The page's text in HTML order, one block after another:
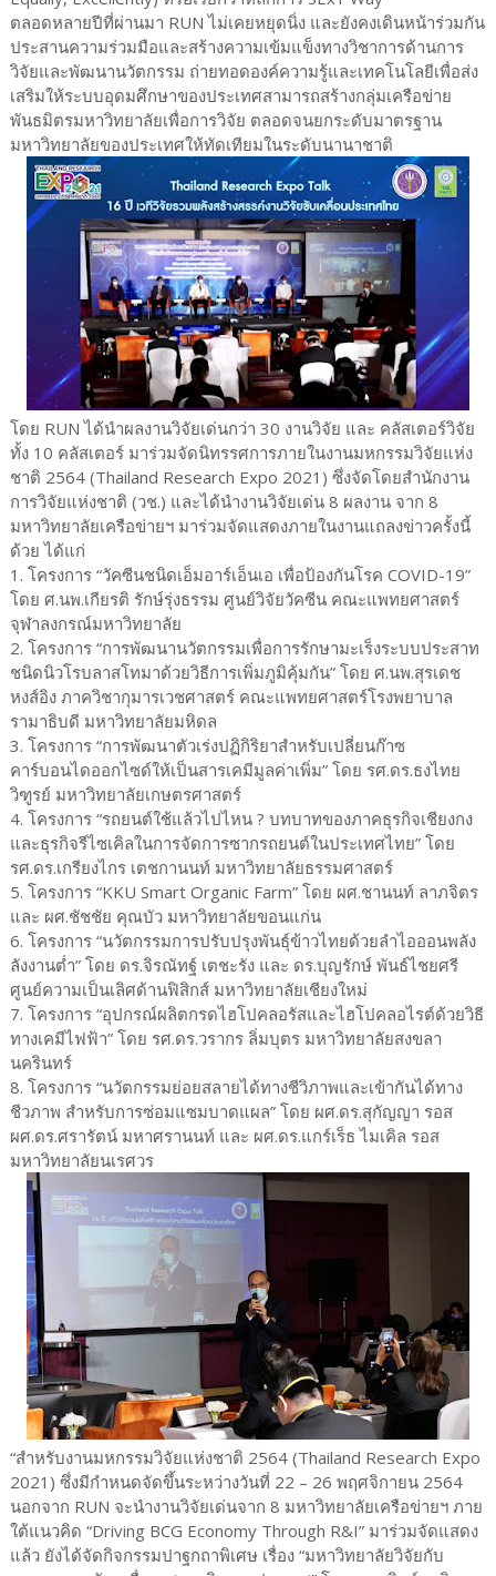
ตลอดหลายปีที่ผ่านมา RUN ไม่เคยหยุดนิ่ง และยังคงเดินหน้าร่วมกัน
ประสานความร่วมมือและสร้างความเข้มแข็งทางวิชาการด้านการ
วิจัยและพัฒนานวัตกรรม ถ่ายทอดองค์ความรู้และเทคโนโลยีเพื่อส่ง
เสริมให้ระบบอุดมศึกษาของประเทศสามารถสร้างกลุ่มเครือข่าย
พันธมิตรมหาวิทยาลัยเพื่อการวิจัย ตลอดจนยกระดับมาตรฐาน
มหาวิทยาลัยของประเทศให้ทัดเทียมในระดับนานาชาติ
โดย RUN ได้นำผลงานวิจัยเด่นกว่า 30 งานวิจัย และ คลัสเตอร์วิจัย
ทั้ง 10 คลัสเตอร์ มาร่วมจัดนิทรรศการภายในงานมหกรรมวิจัยแห่ง
ชาติ 2564 (Thailand Research Expo 2021) ซึ่งจัดโดยสำนักงาน
การวิจัยแห่งชาติ (วช.) และได้นำงานวิจัยเด่น 8 ผลงาน จาก 8
มหาวิทยาลัยเครือข่ายฯ มาร่วมจัดแสดงภายในงานแถลงข่าวครั้งนี้
ด้วย ได้แก่
1. โครงการ “วัคซีนชนิดเอ็มอาร์เอ็นเอ เพื่อป้องกันโรค COVID-19”
โดย ศ.นพ.เกียรติ รักษ์รุ่งธรรม ศูนย์วิจัยวัคซีน คณะแพทยศาสตร์
จุฬาลงกรณ์มหาวิทยาลัย
2. โครงการ “การพัฒนานวัตกรรมเพื่อการรักษามะเร็งระบบประสาท
ชนิดนิวโรบลาสโทมาด้วยวิธีการเพิ่มภูมิคุ้มกัน” โดย ศ.นพ.สุรเดช
หงส์อิง ภาควิชากุมารเวชศาสตร์ คณะแพทยศาสตร์โรงพยาบาล
รามาธิบดี มหาวิทยาลัยมหิดล
3. โครงการ “การพัฒนาตัวเร่งปฏิกิริยาสำหรับเปลี่ยนก๊าซ
คาร์บอนไดออกไซด์ให้เป็นสารเคมีมูลค่าเพิ่ม” โดย รศ.ดร.ธงไทย
วิฑูรย์ มหาวิทยาลัยเกษตรศาสตร์
4. โครงการ “รถยนต์ใช้แล้วไปไหน ? บทบาทของภาคธุรกิจเชียงกง
และธุรกิจรีไซเคิลในการจัดการซากรถยนต์ในประเทศไทย” โดย
รศ.ดร.เกรียงไกร เตชกานนท์ มหาวิทยาลัยธรรมศาสตร์
5. โครงการ “KKU Smart Organic Farm” โดย ผศ.ชานนท์ ลาภจิตร
และ ผศ.ชัชชัย คุณบัว มหาวิทยาลัยขอนแก่น
6. โครงการ “นวัตกรรมการปรับปรุงพันธุ์ข้าวไทยด้วยลำไอออนพลัง
ลังงานต่ำ” โดย ดร.จิรณัทฐ์ เตชะรัง และ ดร.บุญรักษ์ พันธ์ไชยศรี
ศูนย์ความเป็นเลิศด้านฟิสิกส์ มหาวิทยาลัยเชียงใหม่
7. โครงการ “อุปกรณ์ผลิตกรดไฮโปคลอรัสและไฮโปคลอไรต์ด้วยวิธี
ทางเคมีไฟฟ้า” โดย รศ.ดร.วรากร ลิ่มบุตร มหาวิทยาลัยสงขลา
นครินทร์
8. โครงการ “นวัตกรรมย่อยสลายได้ทางชีวิภาพและเข้ากันได้ทาง
ชีวภาพ สำหรับการซ่อมแซมบาดแผล” โดย ผศ.ดร.สุกัญญา รอส
ผศ.ดร.ศรารัตน์ มหาศรานนท์ และ ผศ.ดร.แกร์เร็ธ ไมเคิล รอส
มหาวิทยาลัยนเรศวร
“สำหรับงานมหกรรมวิจัยแห่งชาติ 2564 (Thailand Research Expo
2021) ซึ่งมีกำหนดจัดขึ้นระหว่างวันที่ 22 – 26 พฤศจิกายน 2564
นอกจาก RUN จะนำงานวิจัยเด่นจาก 8 มหาวิทยาลัยเครือข่ายฯ ภาย
ใต้แนวคิด “Driving BCG Economy Through R&I” มาร่วมจัดแสดง
แล้ว ยังได้จัดกิจกรรมปาฐกถาพิเศษ เรื่อง “มหาวิทยาลัยวิจัยกับ